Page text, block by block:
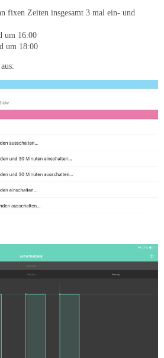
fixen Zeiten insgesamt 3 mal ein- und
um 16:00
um 18:00